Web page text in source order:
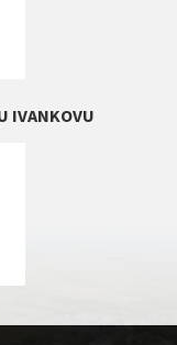
IVANKOVU